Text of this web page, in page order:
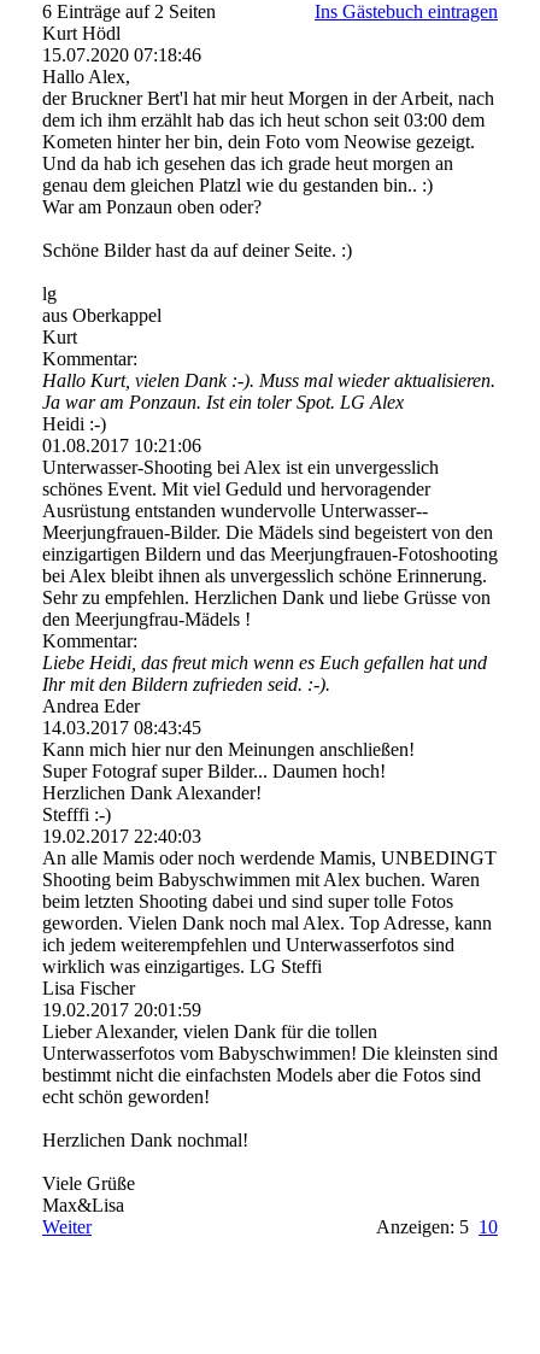
6 Einträge auf 2 Seiten
Ins Gästebuch eintragen
Kurt Hödl
15.07.2020 07:18:46
Hallo Alex,
der Bruckner Bert'l hat mir heut Morgen in der Arbeit, nach
dem ich ihm erzählt hab das ich heut schon seit 03:00 dem
Kometen hinter her bin, dein Foto vom Neowise gezeigt.
Und da hab ich gesehen das ich grade heut morgen an
genau dem gleichen Platzl wie du gestanden bin.. :)
War am Ponzaun oben oder?
Schöne Bilder hast da auf deiner Seite. :)
lg
aus Oberkappel
Kurt
Kommentar:
Hallo Kurt, vielen Dank :-). Muss mal wieder aktualisieren.
Ja war am Ponzaun. Ist ein toler Spot. LG Alex
Heidi :-)
01.08.2017 10:21:06
Unterwasser-Shooting bei Alex ist ein unvergesslich
schönes Event. Mit viel Geduld und hervoragender
Ausrüstung entstanden wundervolle Unterwasser-­
Meerjungfrauen-­Bilder.­ Die Mädels sind begeistert von den
einzigartigen Bildern und das Meerjungfrauen-­Fotoshooting
bei Alex bleibt ihnen als unvergesslich schöne Erinnerung.
Sehr zu empfehlen. Herzlichen Dank und liebe Grüsse von
den Meerjungfrau-Mädels !
Kommentar:
Liebe Heidi, das freut mich wenn es Euch gefallen hat und
Ihr mit den Bildern zufrieden seid. :-).
Andrea Eder
14.03.2017 08:43:45
Kann mich hier nur den Meinungen anschließen!
Super Fotograf super Bilder... Daumen hoch!
Herzlichen Dank Alexander!
Stefffi :-)
19.02.2017 22:40:03
An alle Mamis oder noch werdende Mamis, UNBEDINGT
Shooting beim Babyschwimmen mit Alex buchen. Waren
beim letzten Shooting dabei und sind super tolle Fotos
geworden. Vielen Dank noch mal Alex. Top Adresse, kann
ich jedem weiterempfehlen und Unterwasserfotos sind
wirklich was einzigartiges. LG Steffi
Lisa Fischer
19.02.2017 20:01:59
Lieber Alexander, vielen Dank für die tollen
Unterwasserfotos vom Babyschwimmen! Die kleinsten sind
bestimmt nicht die einfachsten Models aber die Fotos sind
echt schön geworden!
Herzlichen Dank nochmal!
Viele Grüße
Max&Lisa
Weiter
Anzeigen: 5 10